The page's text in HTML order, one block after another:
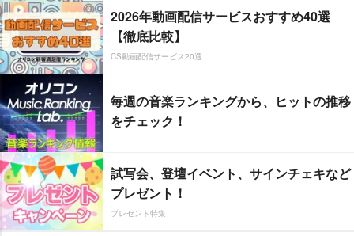
2026年動画配信サービスおすすめ40選
【徹底比較】
CS動画配信サービス20選
毎週の音楽ランキングから、ヒットの推移
をチェック！
試写会、登壇イベント、サインチェキなど
プレゼント！
プレゼント特集